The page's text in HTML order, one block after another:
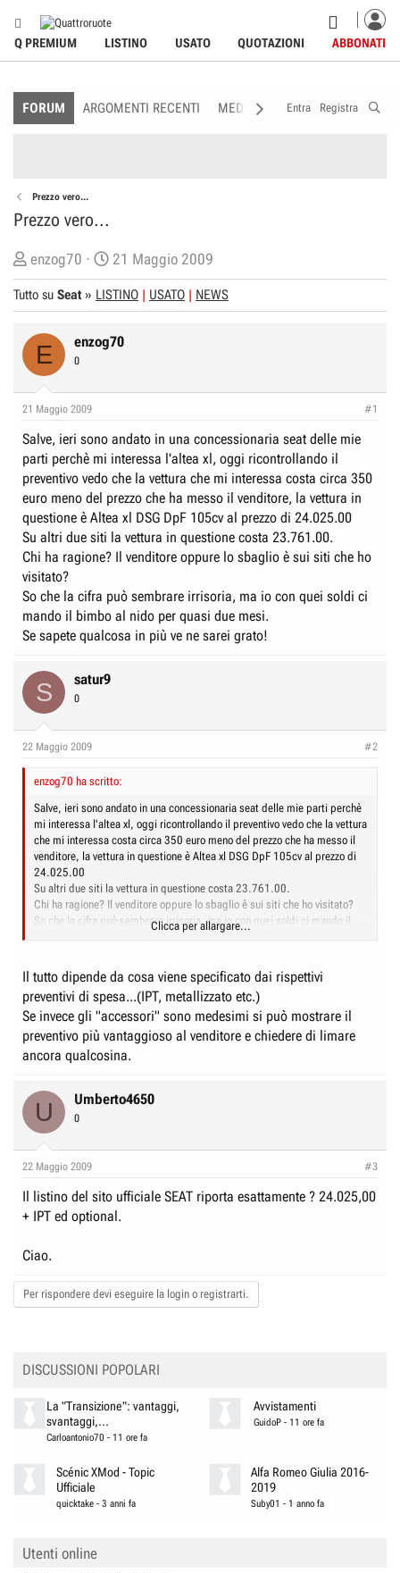
Q PREMIUM LISTINO USATO QUOTAZIONI ABBONATI
FORUM ARGOMENTI RECENTI MEDIA MEMBRI
Entra Registra
Prezzo vero...
Prezzo vero...
C
r
e
t
e
D
i
s
c
u
s
s
i
o
n
e
enzog70
D
a
t
d
z
i
o
21 Maggio 2009
Tutto su Seat» LISTINO USATO NEWS
E enzog70
0
21 Maggio 2009 #1
Salve, ieri sono andato in una concessionaria seat delle mie
parti perchè mi interessa l'altea xl, oggi ricontrollando il
preventivo vedo che la vettura che mi interessa costa circa 350
euro meno del prezzo che ha messo il venditore, la vettura in
questione è Altea xl DSG DpF 105cv al prezzo di 24.025.00
Su altri due siti la vettura in questione costa 23.761.00.
Chi ha ragione? Il venditore oppure lo sbaglio è sui siti che ho
visitato?
So che la cifra può sembrare irrisoria, ma io con quei soldi ci
mando il bimbo al nido per quasi due mesi.
Se sapete qualcosa in più ve ne sarei grato!
S satur9
0
22 Maggio 2009 #2
enzog70 ha scritto:
Salve, ieri sono andato in una concessionaria seat delle mie parti perchè
mi interessa l'altea xl, oggi ricontrollando il preventivo vedo che la vettura
che mi interessa costa circa 350 euro meno del prezzo che ha messo il
venditore, la vettura in questione è Altea xl DSG DpF 105cv al prezzo di
24.025.00
Su altri due siti la vettura in questione costa 23.761.00.
Chi ha ragione? Il venditore oppure lo sbaglio è sui siti che ho visitato?
So che la cifra può sembrare irrisoria, ma io con quei soldi ci mando il
bimbo al nido per quasi due mesi.
Clicca per allargare...
Il tutto dipende da cosa viene specificato dai rispettivi
preventivi di spesa...(IPT, metallizzato etc.)
Se invece gli "accessori" sono medesimi si può mostrare il
preventivo più vantaggioso al venditore e chiedere di limare
ancora qualcosina.
U Umberto4650
0
22 Maggio 2009 #3
Il listino del sito ufficiale SEAT riporta esattamente ? 24.025,00
+ IPT ed optional.
Ciao.
Per rispondere devi eseguire la login o registrarti.
DISCUSSIONI POPOLARI
La "Transizione": vantaggi,
svantaggi,...
Carloantonio70 - 11 ore fa
Avvistamenti
GuidoP - 11 ore fa
Scénic XMod - Topic
Ufficiale
quicktake -3 anni fa
Alfa Romeo Giulia 2016-
2019
Suby01 - 1 anno fa
Utenti online